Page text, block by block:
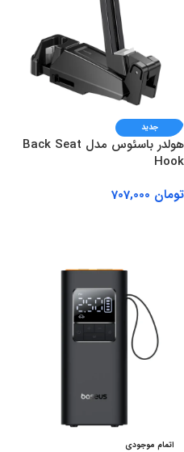
جدید
هولدر باسئوس مدل Back Seat
Hook
تومان
اتمام موجودی